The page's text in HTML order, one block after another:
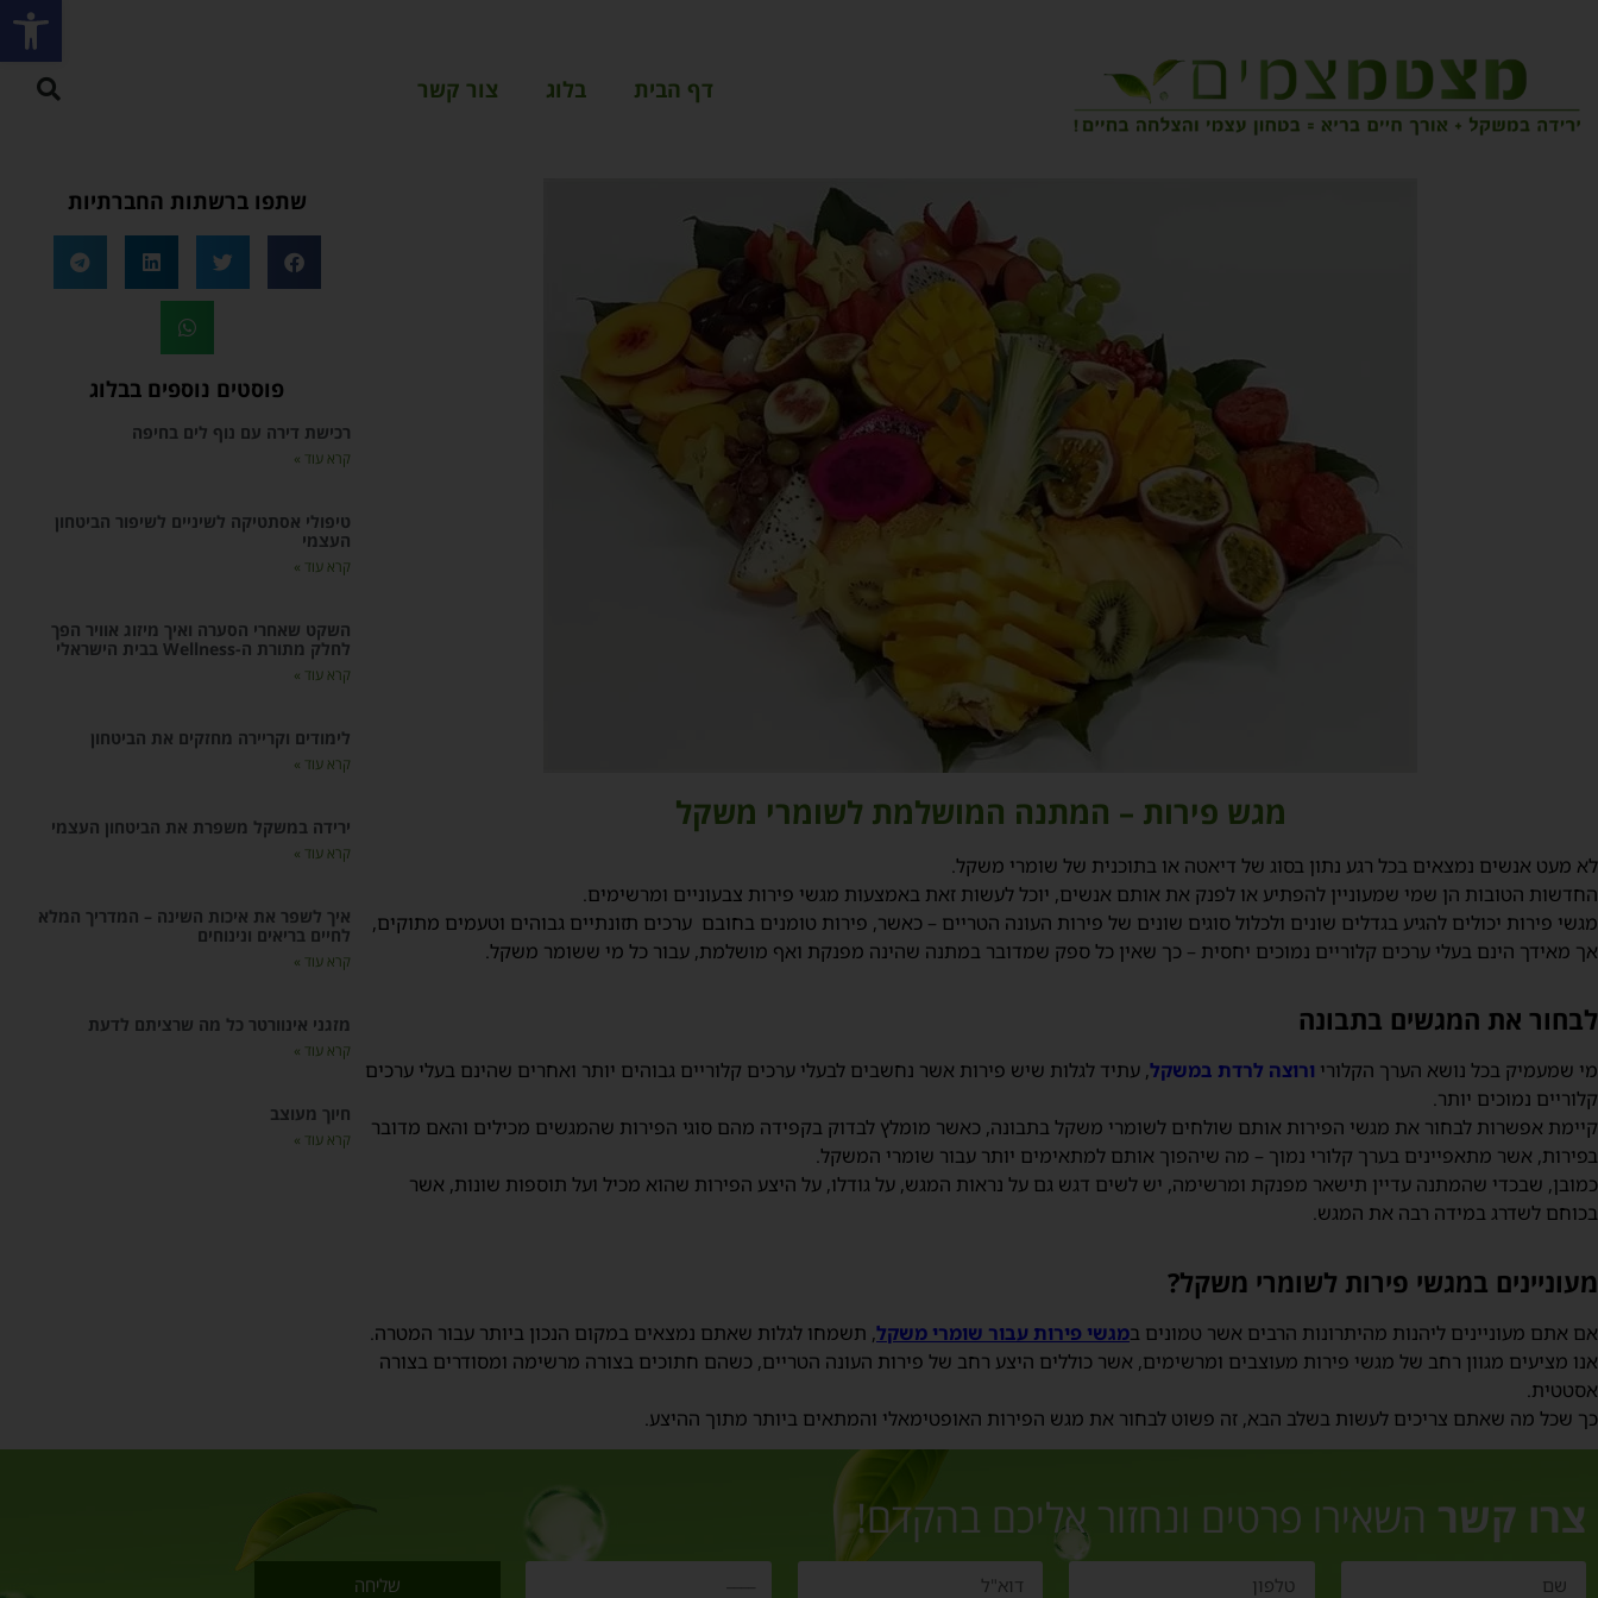
פתח
דף הבית בלוג צור קשר
מגש פירות – המתנה המושלמת לשומרי משקל
לא מעט אנשים נמצאים בכל רגע נתון בסוג של דיאטה או בתוכנית של שומרי משקל.
החדשות הטובות הן שמי שמעוניין להפתיע או לפנק את אותם אנשים, יוכל לעשות זאת באמצעות מגשי פירות צבעוניים ומרשימים.
מגשי פירות יכולים להגיע בגדלים שונים ולכלול סוגים שונים של פירות העונה הטריים – כאשר, פירות טומנים בחובם ערכים תזונתיים גבוהים וטעמים מתוקים,
אך מאידך הינם בעלי ערכים קלוריים נמוכים יחסית – כך שאין כל ספק שמדובר במתנה שהינה מפנקת ואף מושלמת, עבור כל מי ששומר משקל.
לבחור את המגשים בתבונה
מי שמעמיק בכל נושא הערך הקלורי ורוצה לרדת במשקל, עתיד לגלות שיש פירות אשר נחשבים לבעלי ערכים קלוריים גבוהים יותר ואחרים שהינם בעלי ערכים
קלוריים נמוכים יותר.
קיימת אפשרות לבחור את מגשי הפירות אותם שולחים לשומרי משקל בתבונה, כאשר מומלץ לבדוק בקפידה מהם סוגי הפירות שהמגשים מכילים והאם מדובר
בפירות, אשר מתאפיינים בערך קלורי נמוך – מה שיהפוך אותם למתאימים יותר עבור שומרי המשקל.
כמובן, שבכדי שהמתנה עדיין תישאר מפנקת ומרשימה, יש לשים דגש גם על נראות המגש, על גודלו, על היצע הפירות שהוא מכיל ועל תוספות שונות, אשר
בכוחם לשדרג במידה רבה את המגש.
מעוניינים במגשי פירות לשומרי משקל?
אם אתם מעוניינים ליהנות מהיתרונות הרבים אשר טמונים במגשי פירות עבור שומרי משקל, תשמחו לגלות שאתם נמצאים במקום הנכון ביותר עבור המטרה.
אנו מציעים מגוון רחב של מגשי פירות מעוצבים ומרשימים, אשר כוללים היצע רחב של פירות העונה הטריים, כשהם חתוכים בצורה מרשימה ומסודרים בצורה
אסטטית.
כך שכל מה שאתם צריכים לעשות בשלב הבא, זה פשוט לבחור את מגש הפירות האופטימאלי והמתאים ביותר מתוך ההיצע.
שתפו ברשתות החברתיות
פוסטים נוספים בבלוג
רכישת דירה עם נוף לים בחיפה
קרא עוד »
טיפולי אסתטיקה לשיניים לשיפור הביטחון
העצמי
קרא עוד »
השקט שאחרי הסערה ואיך מיזוג אוויר הפך
לחלק מתורת ה-Wellness בבית הישראלי
קרא עוד »
לימודים וקריירה מחזקים את הביטחון
קרא עוד »
ירידה במשקל משפרת את הביטחון העצמי
קרא עוד »
איך לשפר את איכות השינה – המדריך המלא
לחיים בריאים ונינוחים
קרא עוד »
מזגני אינוורטר כל מה שרציתם לדעת
קרא עוד »
חיוך מעוצב
קרא עוד »
צרו קשר השאירו פרטים ונחזור אליכם בהקדם!
שליחה